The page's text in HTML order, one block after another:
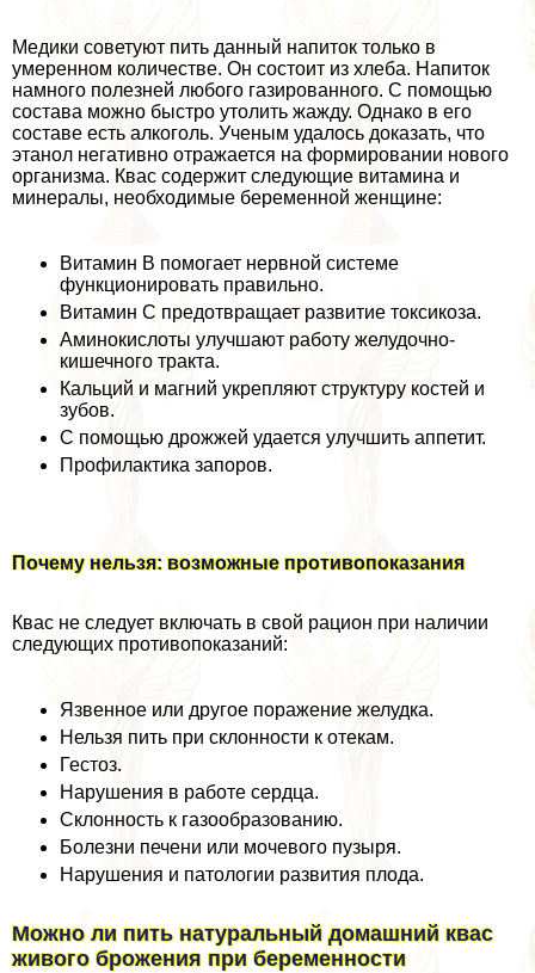
Медики советуют пить данный напиток только в
умеренном количестве. Он состоит из хлеба. Напиток
намного полезней любого газированного. С помощью
состава можно быстро утолить жажду. Однако в его
составе есть алкоголь. Ученым удалось доказать, что
этанол негативно отражается на формировании нового
организма. Квас содержит следующие витамина и
минералы, необходимые беременной женщине:
Витамин В помогает нервной системе
функционировать правильно.
Витамин С предотвращает развитие токсикоза.
Аминокислоты улучшают работу желудочно-
кишечного тpaкта.
Кальций и магний укрепляют структуру костей и
зубов.
С помощью дрожжей удается улучшить аппетит.
Профилактика запоров.
Почему нельзя: возможные противопоказания
Квас не следует включать в свой рацион при наличии
следующих противопоказаний:
Язвенное или другое поражение желудка.
Нельзя пить при склонности к отекам.
Гестоз.
Нарушения в работе сердца.
Склонность к газообразованию.
Болезни печени или мочевого пузыря.
Нарушения и патологии развития плода.
Можно ли пить натуральный домашний квас
живого брожения при беременности